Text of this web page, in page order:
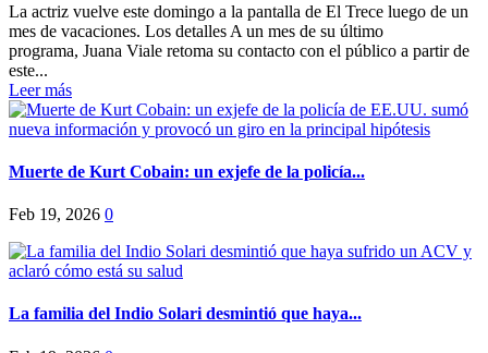
La actriz vuelve este domingo a la pantalla de El Trece luego de un
mes de vacaciones. Los detalles A un mes de su último
programa, Juana Viale retoma su contacto con el público a partir de
este...
Leer más
Muerte de Kurt Cobain: un exjefe de la policía...
Feb 19, 2026 0
La familia del Indio Solari desmintió que haya...